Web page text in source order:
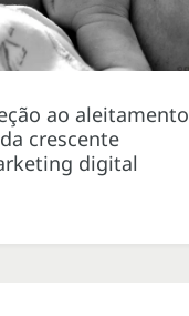
ao aleitamento
crescente
digital